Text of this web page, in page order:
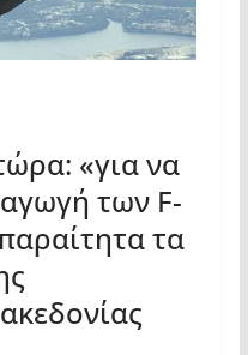
«για να
των F-
τα